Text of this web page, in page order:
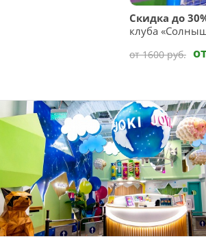
Скидка до
клуба
от 1600 руб.